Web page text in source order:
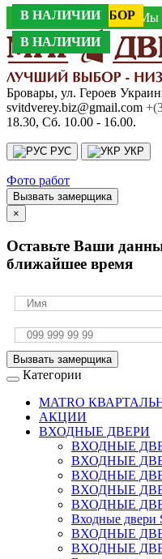
Мы
Бровары, ул. Героев
svitdverey.biz@gmail.com
18.30, Сб. 10.00 - 16.00.
РУС УКР
Фото работ
Вызвать замерщика
×
Оставьте Ваши
ближайшее время
Вызвать замерщика
Категории
MATRO
АКЦИИ
ВХОДНЫЕ ДВЕРИ
ВХОДНЫЕ
ВХОДНЫЕ
ВХОДНЫЕ
ВХОДНЫЕ
ВХОДНЫЕ
Входные двери
ВХОДНЫЕ
ВХОДНЫЕ
АКЦИЯ -10%
АКЦИЯ -40%
В НАЛИЧИИ
АКЦИЯ -50%
В НАЛИЧИИ
АКЦИЯ -40%
В НАЛИЧИИ
АКЦИЯ -30%
В НАЛИЧИИ
АКЦИЯ -30%
В НАЛИЧИИ
АКЦИЯ -30%
В НАЛИЧИИ
ЛУЧШИЙ ВЫБОР
АКЦИЯ -30%
В НАЛИЧИИ
АКЦИЯ -40%
В НАЛИЧИИ
АКЦИЯ -40%
В НАЛИЧИИ
В НАЛИЧИИ
АКЦИЯ -30%
В НАЛИЧИИ
АКЦИЯ -30%
В НАЛИЧИИ
АКЦИЯ -30%
В НАЛИЧИИ
АКЦИЯ -30%
В НАЛИЧИИ
АКЦИЯ -30%
В НАЛИЧИИ
АКЦИЯ -31%
В НАЛИЧИИ
В НАЛИЧИИ
В НАЛИЧИИ
АКЦИЯ -27%
В НАЛИЧИИ
АКЦИЯ -25%
В НАЛИЧИИ
В НАЛИЧИИ
АКЦИЯ -30%
В НАЛИЧИИ
АКЦИЯ -50%
В НАЛИЧИИ
АКЦИЯ -32%
В НАЛИЧИИ
В НАЛИЧИИ
В НАЛИЧИИ